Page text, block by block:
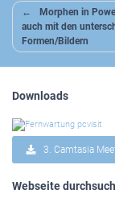
Morphen in
auch mit den
Formen/Bildern
Downloads
3. Camtasia
Webseite